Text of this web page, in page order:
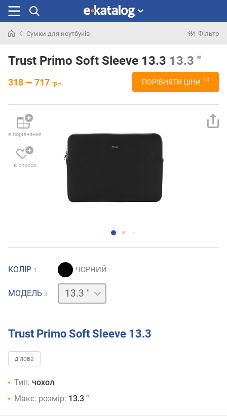
раніше
Сумки для ноутбуків Фільтр
Trust Primo Soft Sleeve 13.3 13.3 "
318 — 717 грн. ПОРІВНЯТИ ЦІНИ 14
в порівняння
в список
КОЛІР 1
МОДЕЛЬ 3
11.6 " 15.6 "
Trust Primo Soft Sleeve 13.3
ділова
Тип: чохол
Макс. розмір: 13.3 "